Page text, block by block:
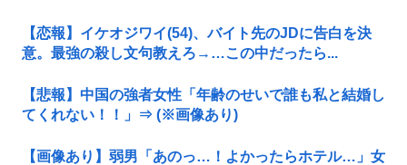
【恋報】イケオジワイ(54)、バイト先のJDに告白を決
意。最強の殺し文句教えろ→…この中だったら...
【悲報】中国の強者女性「年齢のせいで誰も私と結婚し
てくれない！！」⇒ (※画像あり)
【画像あり】弱男「あのっ…！よかったらホテル…」女